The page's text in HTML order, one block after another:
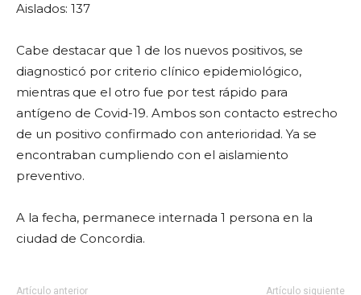
Aislados: 137
Cabe destacar que 1 de los nuevos positivos, se
diagnosticó por criterio clínico epidemiológico,
mientras que el otro fue por test rápido para
antígeno de Covid-19. Ambos son contacto estrecho
de un positivo confirmado con anterioridad. Ya se
encontraban cumpliendo con el aislamiento
preventivo.
A la fecha, permanece internada 1 persona en la
ciudad de Concordia.
Artículo anterior Artículo siguiente